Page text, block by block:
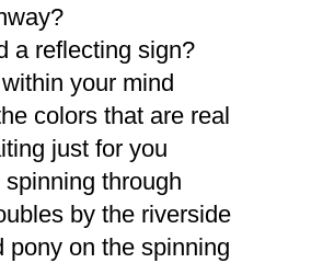
a reflecting sign?
your mind
colors that are real
just for you
through
by the riverside
pony on the spinning